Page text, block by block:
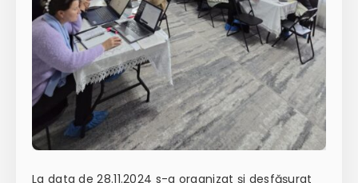
La data de 28.11.2024 s-a organizat și desfășurat